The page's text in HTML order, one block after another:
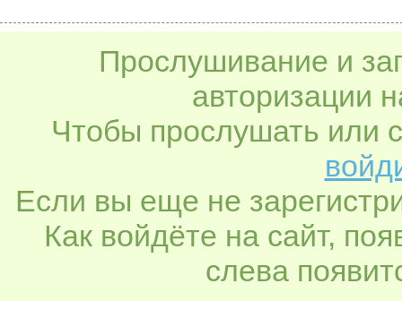
Прослушивание и
авторизации
Чтобы прослушать или
Если вы еще не
Как войдёте на сайт,
слева